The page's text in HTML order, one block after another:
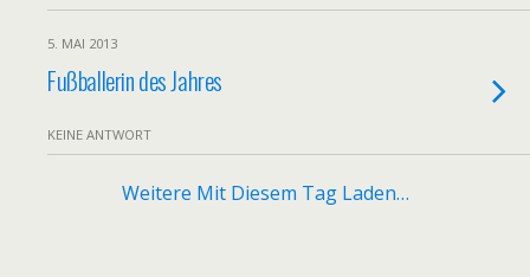
5. MAI 2013
Fußballerin des Jahres
KEINE ANTWORT
Weitere Mit Diesem Tag Laden…